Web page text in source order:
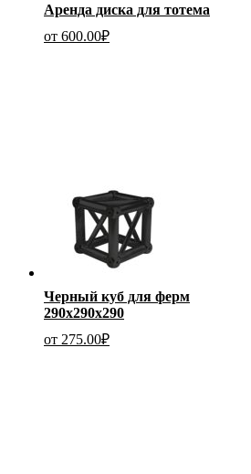
Аренда диска для тотема
от 600.00₽
Черный куб для ферм
290х290х290
от 275.00₽